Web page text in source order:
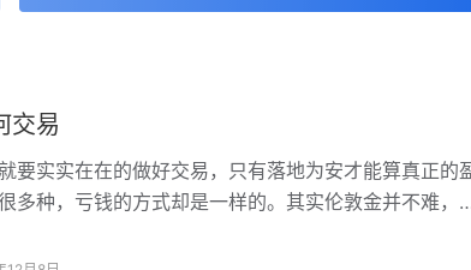
交易
要实实在在的做好交易，只有落地为安才能算真正的
多种，亏钱的方式却是一样的。其实伦敦金并不难，